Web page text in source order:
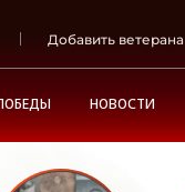
Добавить ветерана
НОВОСТИ